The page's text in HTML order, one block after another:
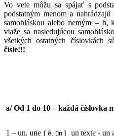
Vo vete môžu sa spájať s
podstatným menom a
samohláskou alebo nemým – h,
viaže sa nasledujúcou
všetkých ostatných číslovkách
čísle!!!
a/ Od 1 do 10 – každá číslovka
1 – un, une [ ẽ, ün ] un texte - un